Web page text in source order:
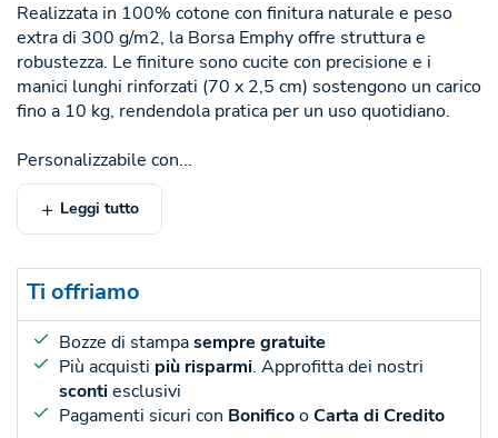
Realizzata in 100% cotone con finitura naturale e peso
extra di 300 g/m2, la Borsa Emphy offre struttura e
robustezza. Le finiture sono cucite con precisione e i
manici lunghi rinforzati (70 x 2,5 cm) sostengono un carico
fino a 10 kg, rendendola pratica per un uso quotidiano.
Personalizzabile con...
Leggi tutto
Ti offriamo
Bozze di stampasempre gratuite
Più acquisti più risparmi. Approfitta dei nostri
scontiesclusivi
Pagamenti sicuri con BonificooCarta di Credito